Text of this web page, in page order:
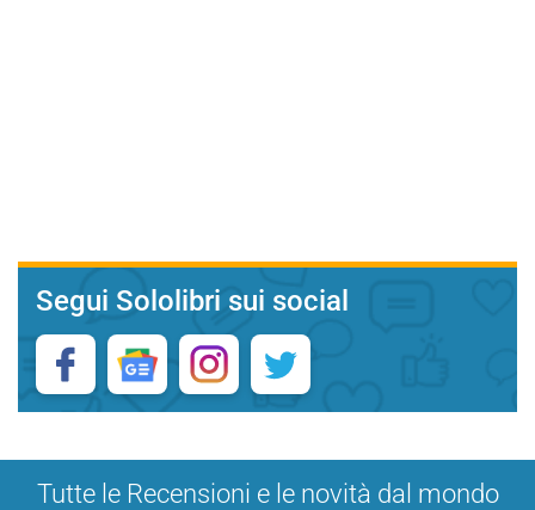
Segui Sololibri sui social
Tutte le Recensioni e le novità dal mondo